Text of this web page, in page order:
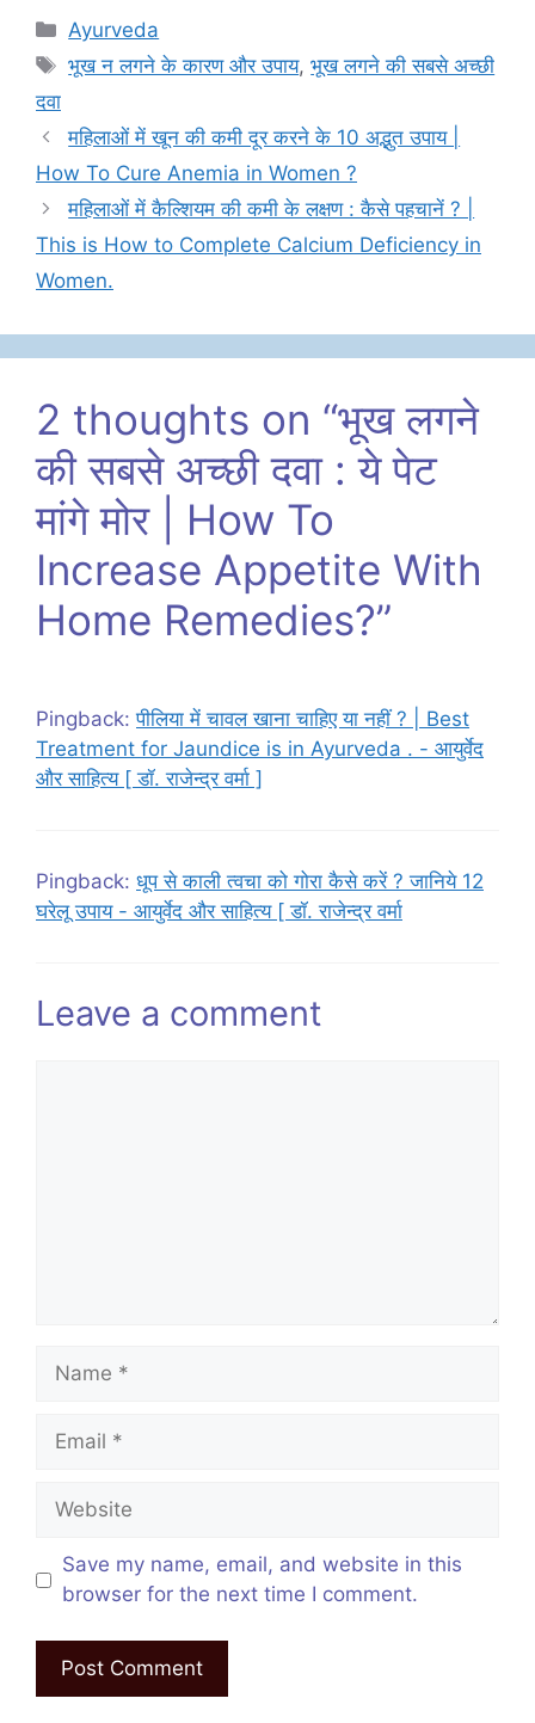
Categories
Ayurveda
Tags
भूख न लगने के कारण और उपाय,भूख लगने की सबसे अच्छी
दवा
महिलाओं में खून की कमी दूर करने के 10 अद्भुत उपाय |
How To Cure Anemia in Women ?
महिलाओं में कैल्शियम की कमी के लक्षण : कैसे पहचानें ? |
This is How to Complete Calcium Deficiency in
Women.
2 thoughts on “भूख लगने
की सबसे अच्छी दवा : ये पेट
मांगे मोर | How To
Increase Appetite With
Home Remedies?”
Pingback:पीलिया में चावल खाना चाहिए या नहीं ? | Best
Treatment for Jaundice is in Ayurveda . - आयुर्वेद
और साहित्य [ डॉ. राजेन्द्र वर्मा ]
Pingback: धूप से काली त्वचा को गोरा कैसे करें ? जानिये 12
घरेलू उपाय - आयुर्वेद और साहित्य [ डॉ. राजेन्द्र वर्मा
Leave a comment
Name
Email
Website
Save my name, email, and website in this
browser for the next time I comment.